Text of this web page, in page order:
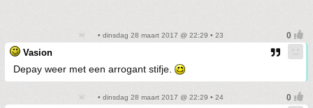
• dinsdag 28 maart 2017 @ 22:29 • 23
Vasion
Depay weer met een arrogant stifje.
• dinsdag 28 maart 2017 @ 22:29 • 24